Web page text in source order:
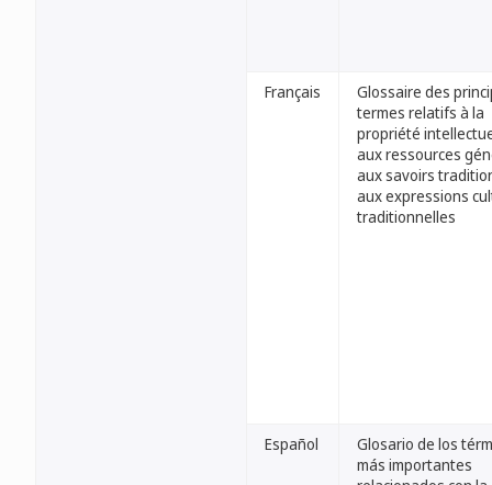
Français
Glossaire des
termes relatifs à la
propriété
aux ressources
aux savoirs
aux expressions
traditionnelles
Español
Glosario de los
más importantes